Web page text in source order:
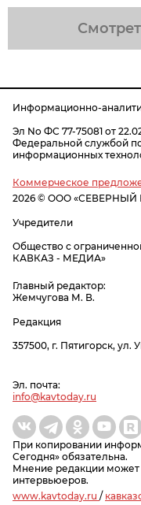
Информационно-
Эл No ФС 77-75081 от
Федеральной службой
информационных
Коммерческое
2026 © ООО
Учредители
Общество с
КАВКАЗ - МЕДИА»
Главный редактор:
Жемчугова М. В.
Редакция
357500, г. Пятигорск, ул.
Эл. почта:
info@kavtoday.ru
При копировании
Сегодня» обязательна.
Мнение редакции может
интервьюеров.
www.kavtoday.ru /